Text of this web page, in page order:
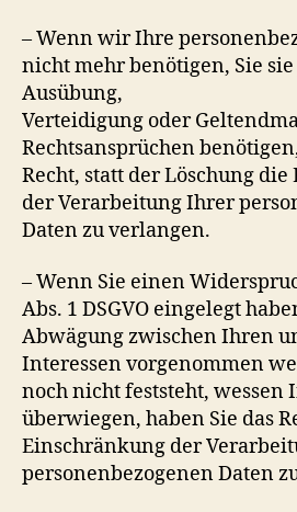
– Wenn wir Ihre
nicht mehr benötigen, Sie
Ausübung,
Verteidigung oder
Rechtsansprüchen
Recht, statt der Löschung
der Verarbeitung Ihrer
Daten zu verlangen.
– Wenn Sie einen
Abs. 1 DSGVO eingelegt
Abwägung zwischen Ihren
Interessen vorgenommen
noch nicht feststeht, wessen
überwiegen, haben Sie das
Einschränkung der
personenbezogenen Daten